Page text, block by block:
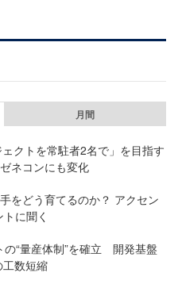
月間
クトを常駐者2名で」を目指す
ネコンにも変化
をどう育てるのか？ アクセン
に聞く
の“量産体制”を確立 開発基盤
工数短縮